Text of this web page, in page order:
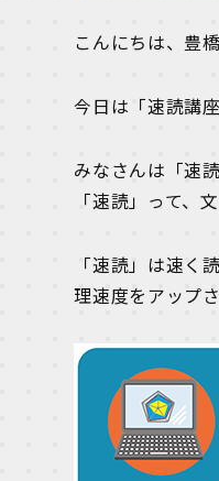
こんにちは、豊
今日は「速読講
みなさんは「速
「速読」って、
「速読」は速く
理速度をアップ